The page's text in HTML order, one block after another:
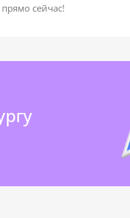
сейчас!